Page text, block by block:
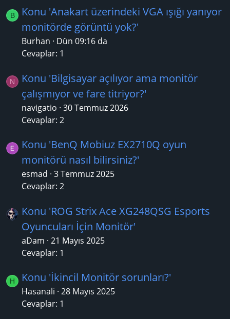
B
Konu 'Anakart üzerindeki VGA ışığı yanıyor
monitörde görüntü yok?'
Burhan
Dün 09:16 da
Cevaplar: 1
N
Konu 'Bilgisayar açılıyor ama monitör
çalışmıyor ve fare titriyor?'
navigatio 30 Temmuz 2026
Cevaplar: 2
Konu 'BenQ Mobiuz EX2710Q oyun
monitörü nasıl bilirsiniz?'
esmad 3 Temmuz 2025
Cevaplar: 2
Konu 'ROG Strix Ace XG248QSG Esports
Oyuncuları İçin Monitör'
aDam 21 Mayıs 2025
Cevaplar: 1
H Konu 'İkincil Monitör sorunları?'
Hasanali 28 Mayıs 2025
Cevaplar: 1